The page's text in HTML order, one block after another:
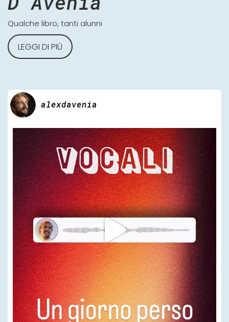
Qualche libro, tanti alunni
LEGGI DI PIÙ
alexdavenia